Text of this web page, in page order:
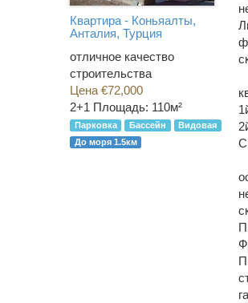
С
Квартира - Коньяалты,
Анталия, Турция
отличное качество
строительства
Цена €72,000
2+1 Площадь: 110м²
Парковка Бассейн
Видовая
До моря 1.5км